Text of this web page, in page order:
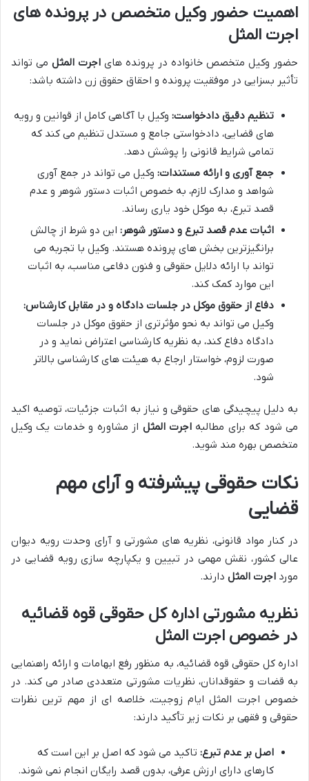
اهمیت حضور وکیل متخصص در پرونده های
اجرت المثل
حضور وکیل متخصص خانواده در پرونده های اجرت المثل می تواند
تأثیر بسزایی در موفقیت پرونده و احقاق حقوق زن داشته باشد:
تنظیم دقیق دادخواست: وکیل با آگاهی کامل از قوانین و رویه
های قضایی، دادخواستی جامع و مستدل تنظیم می کند که
تمامی شرایط قانونی را پوشش دهد.
جمع آوری و ارائه مستندات: وکیل می تواند در جمع آوری
شواهد و مدارک لازم، به خصوص اثبات دستور شوهر و عدم
قصد تبرع، به موکل خود یاری رساند.
اثبات عدم قصد تبرع و دستور شوهر: این دو شرط از چالش
برانگیزترین بخش های پرونده هستند. وکیل با تجربه می
تواند با ارائه دلایل حقوقی و فنون دفاعی مناسب، به اثبات
این موارد کمک کند.
دفاع از حقوق موکل در جلسات دادگاه و در مقابل کارشناس:
وکیل می تواند به نحو مؤثرتری از حقوق موکل در جلسات
دادگاه دفاع کند، به نظریه کارشناسی اعتراض نماید و در
صورت لزوم، خواستار ارجاع به هیئت های کارشناسی بالاتر
شود.
به دلیل پیچیدگی های حقوقی و نیاز به اثبات جزئیات، توصیه اکید
می شود که برای مطالبهاجرت المثل از مشاوره و خدمات یک وکیل
متخصص بهره مند شوید.
نکات حقوقی پیشرفته و آرای مهم
قضایی
در کنار مواد قانونی، نظریه های مشورتی و آرای وحدت رویه دیوان
عالی کشور، نقش مهمی در تبیین و یکپارچه سازی رویه قضایی در
مورد اجرت المثل دارند.
نظریه مشورتی اداره کل حقوقی قوه قضائیه
در خصوص اجرت المثل
اداره کل حقوقی قوه قضائیه، به منظور رفع ابهامات و ارائه راهنمایی
به قضات و حقوقدانان، نظریات مشورتی متعددی صادر می کند. در
خصوص اجرت المثل ایام زوجیت، خلاصه ای از مهم ترین نظرات
حقوقی و فقهی بر نکات زیر تأکید دارند:
اصل بر عدم تبرع: تاکید می شود که اصل بر این است که
کارهای دارای ارزش عرفی، بدون قصد رایگان انجام نمی شوند.